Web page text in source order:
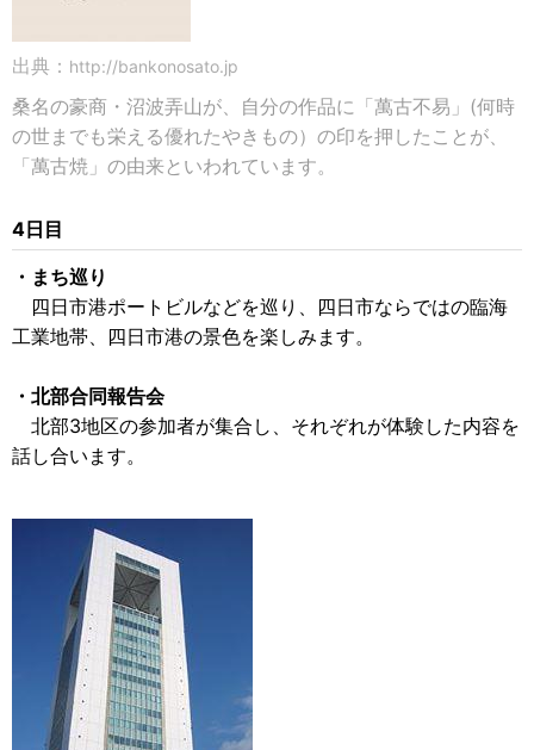
出典： http://bankonosato.jp
桑名の豪商・沼波弄山が、自分の作品に「萬古不易」(何時
の世までも栄える優れたやきもの）の印を押したことが、
「萬古焼」の由来といわれています。
4日目
・まち巡り
四日市港ポートビルなどを巡り、四日市ならではの臨海
工業地帯、四日市港の景色を楽しみます。
・北部合同報告会
北部3地区の参加者が集合し、それぞれが体験した内容を
話し合います。